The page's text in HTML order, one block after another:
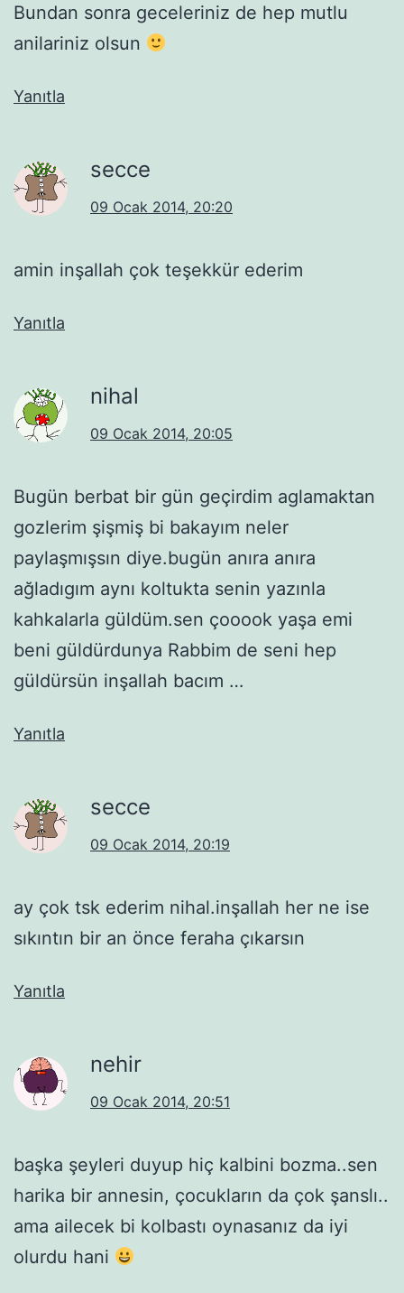
Bundan sonra geceleriniz de hep mutlu
anilariniz olsun
Yanıtla
secce
09 Ocak 2014, 20:20
amin inşallah çok teşekkür ederim
Yanıtla
nihal
09 Ocak 2014, 20:05
Bugün berbat bir gün geçirdim aglamaktan
gozlerim şişmiş bi bakayım neler
paylaşmışsın diye.bugün anıra anıra
ağladıgım aynı koltukta senin yazınla
kahkalarla güldüm.sen çooook yaşa emi
beni güldürdunya Rabbim de seni hep
güldürsün inşallah bacım …
Yanıtla
secce
09 Ocak 2014, 20:19
ay çok tsk ederim nihal.inşallah her ne ise
sıkıntın bir an önce feraha çıkarsın
Yanıtla
nehir
09 Ocak 2014, 20:51
başka şeyleri duyup hiç kalbini bozma..sen
harika bir annesin, çocukların da çok şanslı..
ama ailecek bi kolbastı oynasanız da iyi
olurdu hani